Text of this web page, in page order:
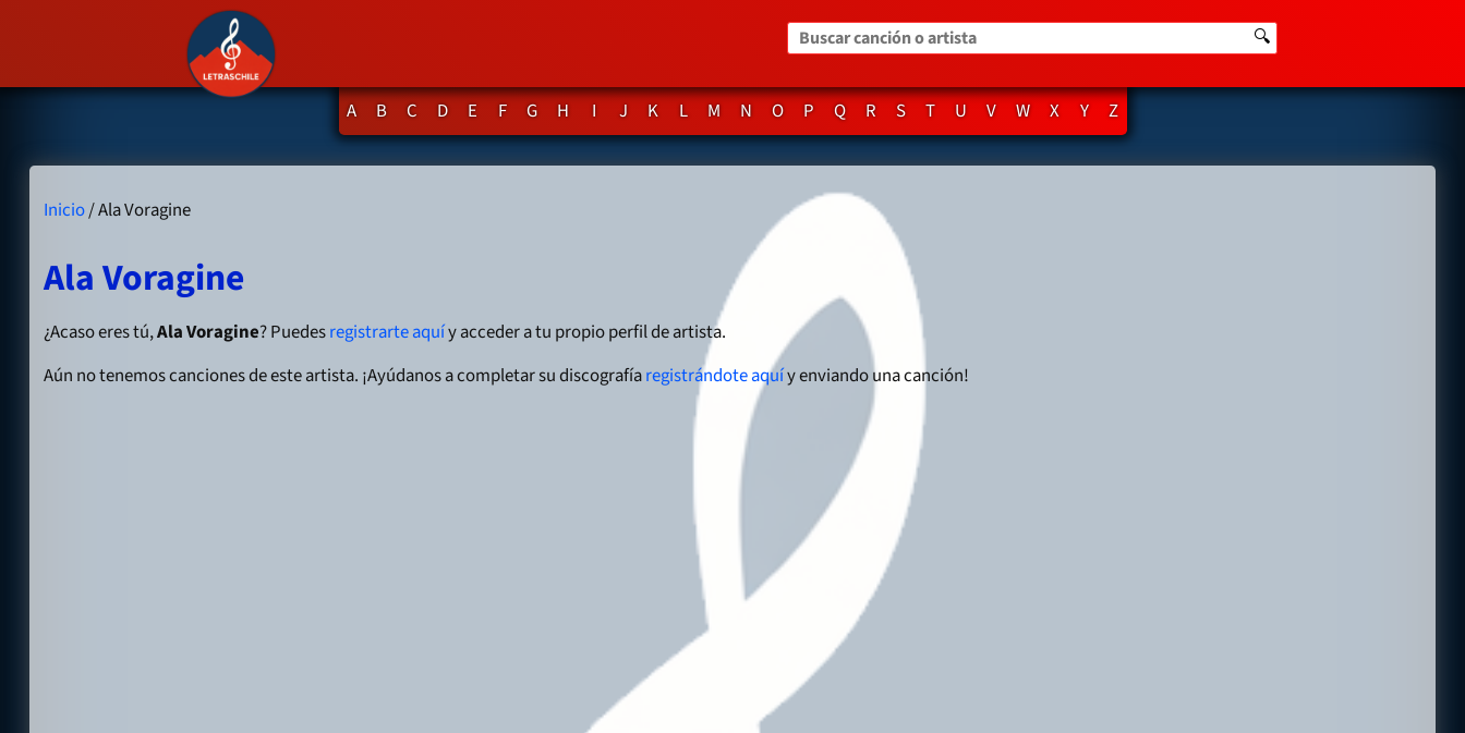
Buscar canción o artista 🔍
A B C D E F G H I J K L M N O P Q R S T U V W X Y Z
Inicio/ Ala Voragine
Ala Voragine
¿Acaso eres tú,Ala Voragine? Puedesregistrarte aquíy acceder a tu propio perfil de artista.
Aún no tenemos canciones de este artista. ¡Ayúdanos a completar su discografíaregistrándote aquíy enviando una canción!